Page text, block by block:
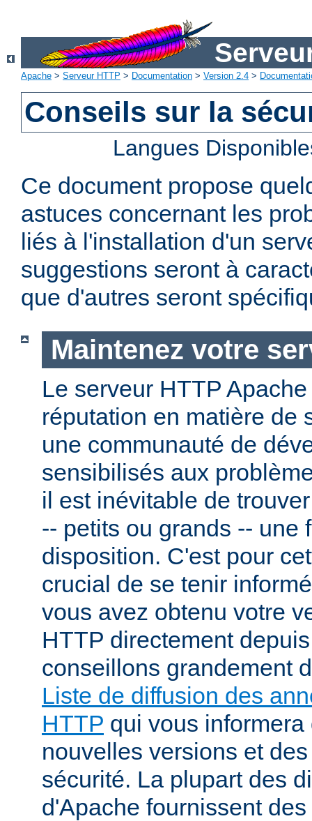
Apache > Serveur HTTP > Documentation > Version 2.4 >
Conseils sur la
Langues
Ce document propose
astuces concernant les
liés à l'installation d'un
suggestions seront à
que d'autres seront
Maintenez votre
Le serveur HTTP
réputation en matière de
une communauté de
sensibilisés aux
il est inévitable de
-- petits ou grands -- une
disposition. C'est pour
crucial de se tenir
vous avez obtenu votre
HTTP directement
conseillons grandement
Liste de diffusion des
HTTP qui vous
nouvelles versions et
sécurité. La plupart des
d'Apache fournissent